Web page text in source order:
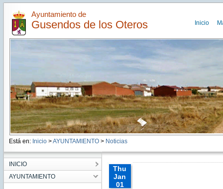
Ayuntamiento de
Gusendos de los Oteros Inicio
Está en: Inicio >AYUNTAMIENTO> Noticias
INICIO
AYUNTAMIENTO
Thu
Jan
01